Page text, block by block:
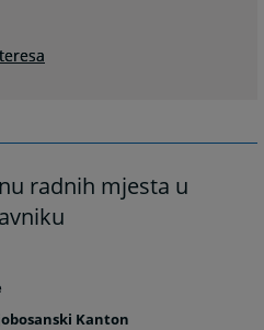
radnih mjesta u
Kanton